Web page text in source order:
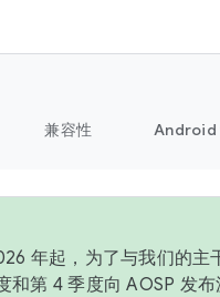
兼容性 Android
年起，为了与我们的主
和第 4 季度向 AOSP 发